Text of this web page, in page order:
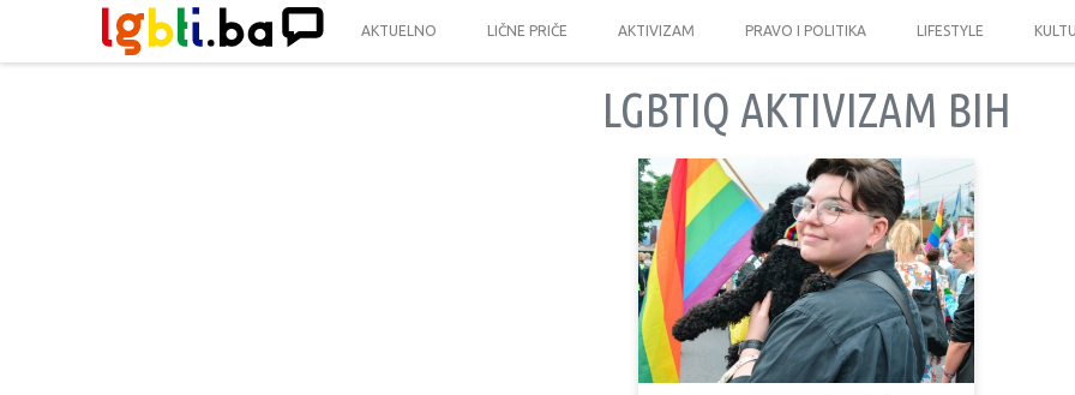
AKTUELNO LIČNE PRIČE AKTIVIZAM PRAVO I POLITIKA LIFESTYLE
LGBTIQ AKTIVIZAM BIH